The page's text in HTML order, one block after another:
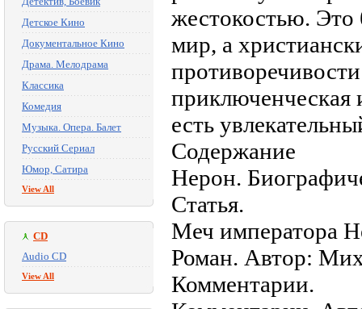
Детское Кино
Документальное Кино
Драма. Мелодрама
Классика
Комедия
Музыка. Опера. Балет
Русский Сериал
Юмор, Сатира
View All
CD
Audio CD
View All
жестокостью. Это
мир, а
приключенческая
есть
Содержание
Нерон.
Статья.
Меч императора
Роман. Автор:
Комментарии.